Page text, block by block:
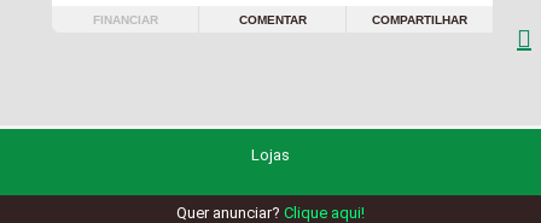
FINANCIAR COMENTAR COMPARTILHAR

Lojas
Quer anunciar? Clique aqui!